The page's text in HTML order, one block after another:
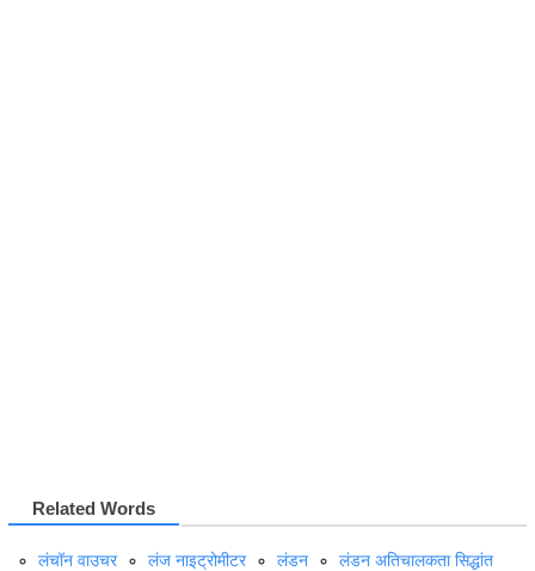
Related Words
लंचॉन वाउचर लंज नाइट्रोमीटर लंडन लंडन अतिचालकता सिद्धांत